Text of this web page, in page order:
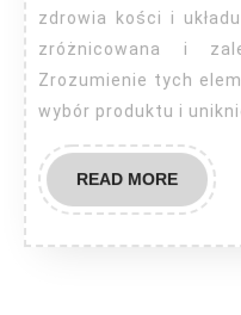
zdrowia kości i
zróżnicowana i
Zrozumienie tych
wybór produktu i
READ MOREREAD
MORE